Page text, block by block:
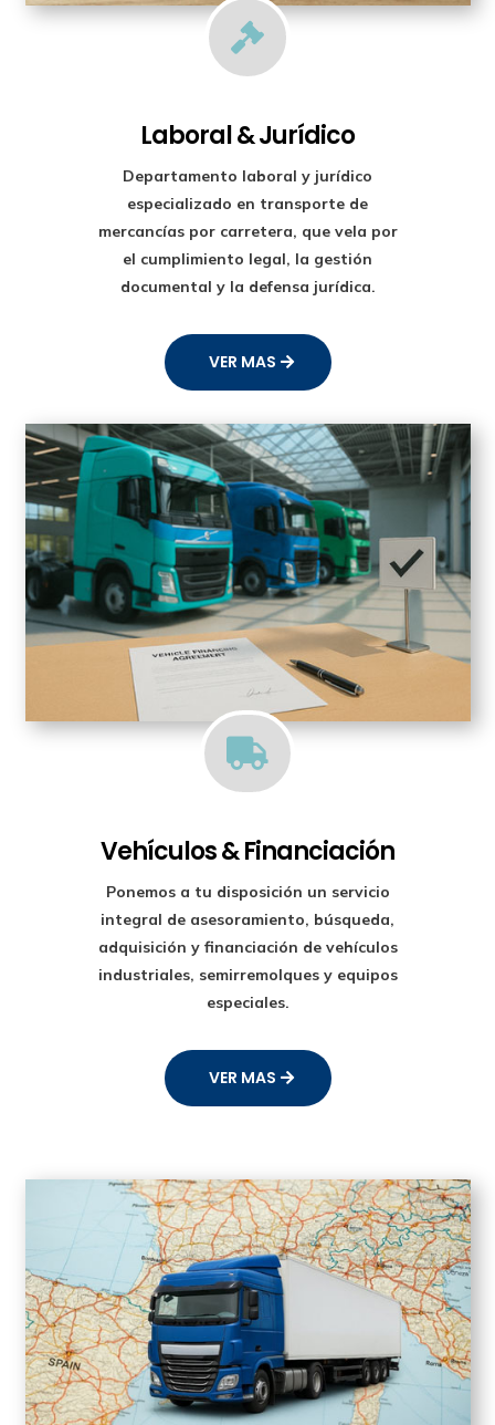

Laboral & Jurídico
Departamento laboral y jurídico
especializado en transporte de
mercancías por carretera, que vela por
el cumplimiento legal, la gestión
documental y la defensa jurídica.
VER MAS

Vehículos & Financiación
Ponemos a tu disposición un servicio
integral de asesoramiento, búsqueda,
adquisición y financiación de vehículos
industriales, semirremolques y equipos
especiales.
VER MAS